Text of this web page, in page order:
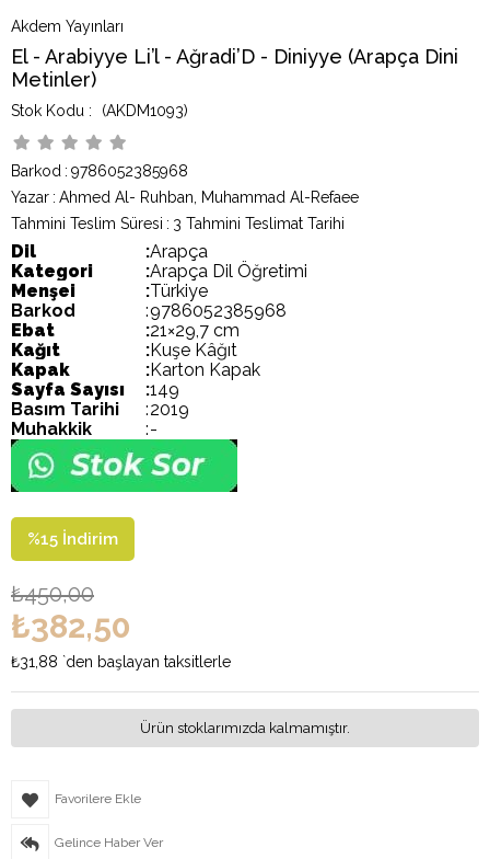
Akdem Yayınları
El - Arabiyye Li’l - Ağradi’D - Diniyye (Arapça Dini
Metinler)
(AKDM1093)
Barkod : 9786052385968
Yazar : Ahmed Al- Ruhban, Muhammad Al-Refaee
Tahmini Teslim Süresi : 3 Tahmini Teslimat Tarihi
Dil :Arapça
Kategori
:Arapça Dil Öğretimi
Menşei
:Türkiye
Barkod
:9786052385968
Ebat
:21×29,7 cm
Kağıt
:Kuşe Kâğıt
Kapak
:Karton Kapak
Sayfa Sayısı
:149
Basım Tarihi
:2019
Muhakkik
:-
%15 İndirim
₺450,00
₺382,50
₺31,88 `den başlayan taksitlerle
Ürün stoklarımızda kalmamıştır.
Favorilere Ekle
Gelince Haber Ver